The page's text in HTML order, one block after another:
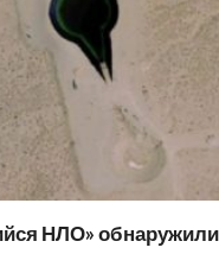
НЛО»